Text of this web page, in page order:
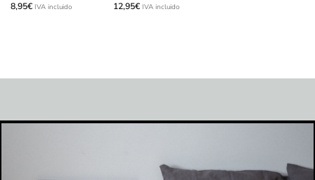
8,95€ IVA incluido
12,95€ IVA incluido